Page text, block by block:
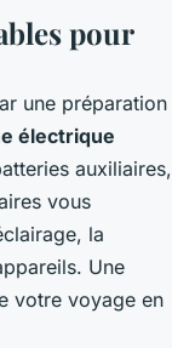
pour
une préparation
électrique
auxiliaires,
vous
la
Une
votre voyage en